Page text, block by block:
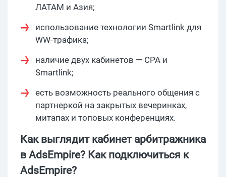
ЛАТАМ и Азия;
использование технологии Smartlink для
WW-трафика;
наличие двух кабинетов — CPA и
Smartlink;
есть возможность реального общения с
партнеркой на закрытых вечеринках,
митапах и топовых конференциях.
Как выглядит кабинет арбитражника
в AdsEmpire? Как подключиться к
AdsEmpire?